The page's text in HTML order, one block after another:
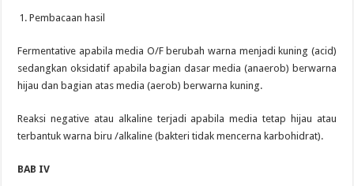
Pembacaan hasil
Fermentative apabila media O/F berubah warna menjadi kuning (acid)
sedangkan oksidatif apabila bagian dasar media (anaerob) berwarna
hijau dan bagian atas media (aerob) berwarna kuning.
Reaksi negative atau alkaline terjadi apabila media tetap hijau atau
terbantuk warna biru /alkaline (bakteri tidak mencerna karbohidrat).
BAB IV